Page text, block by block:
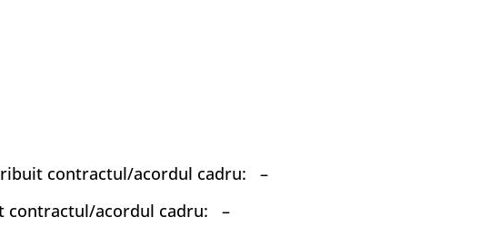
contractul/acordul cadru: –
contractul/acordul cadru: –